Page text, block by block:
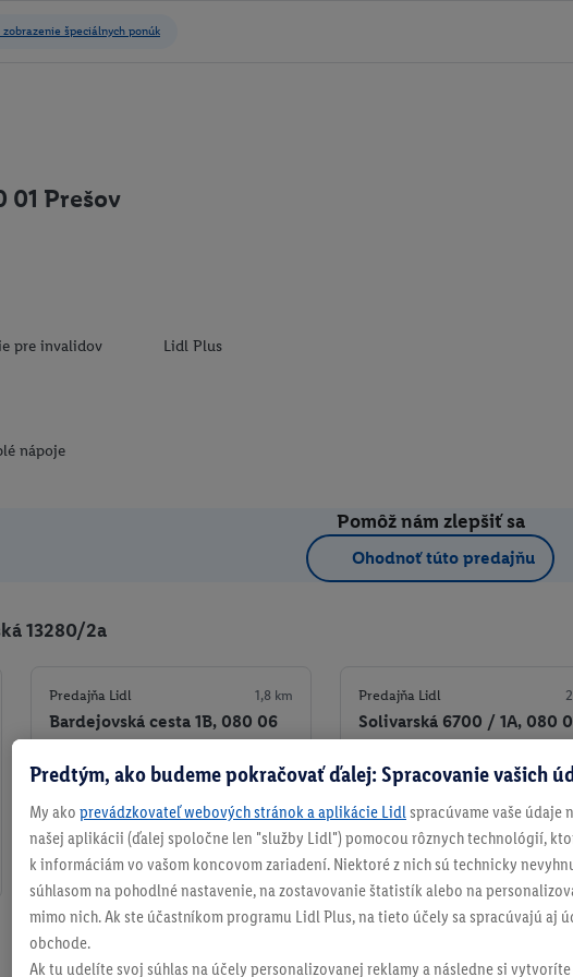
01 Prešov
pre invalidov Lidl Plus
nápoje
Pomôž nám zlepšiť sa
Ohodnoť túto predajňu
13280/2a
Predajňa Lidl 1,8 km
Bardejovská cesta 1B, 080 06
Nastaviť ako obľúbenú
Predajňa Lidl
Solivarská 6700 / 1A, 080
Nastaviť ako
Predtým, ako budeme pokračovať ďalej: Spracovanie vašich
My ako prevádzkovateľ webových stránok a aplikácie Lidl spracúvame vaše údaje
našej aplikácii (ďalej spoločne len "služby Lidl") pomocou rôznych technológií,
k informáciám vo vašom koncovom zariadení. Niektoré z nich sú technicky
súhlasom na pohodlné nastavenie, na zostavovanie štatistík alebo na
mimo nich. Ak ste účastníkom programu Lidl Plus, na tieto účely sa spracúvajú aj
obchode.
Ak tu udelíte svoj súhlas na účely personalizovanej reklamy a následne si